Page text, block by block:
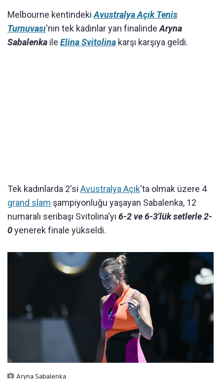
Melbourne kentindekiAvustralya Açık Tenis
Turnuvası'nın tek kadınlar yarı finalindeAryna
Sabalenka ile Elina Svitolina karşı karşıya geldi.
Tek kadınlarda 2'si Avustralya Açık'ta olmak üzere 4
grand slam şampiyonluğu yaşayan Sabalenka, 12
numaralı seribaşı Svitolina'yı 6-2 ve 6-3'lük setlerle 2-
0yenerek finale yükseldi.
Aryna Sabalenka